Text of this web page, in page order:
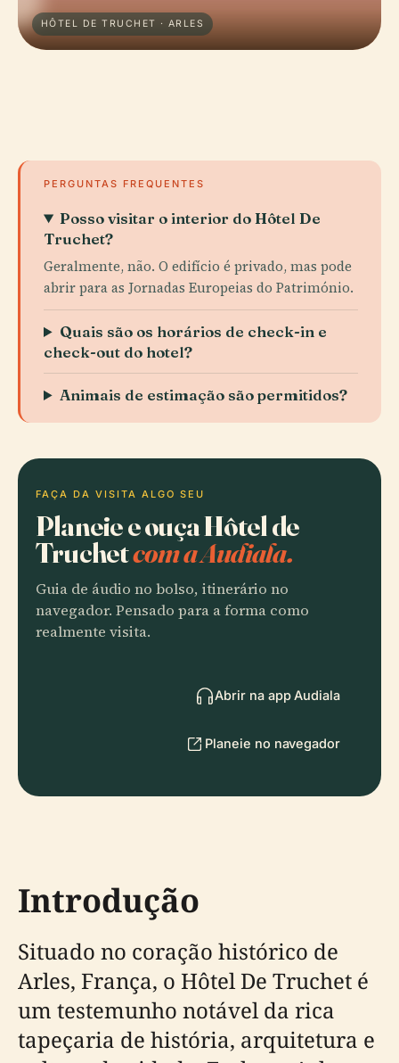
HÔTEL DE TRUCHET · ARLES
PERGUNTAS FREQUENTES
Posso visitar o interior do Hôtel De
Truchet?
Geralmente, não. O edifício é privado, mas pode
abrir para as Jornadas Europeias do Património.
Quais são os horários de check-in e
check-out do hotel?
Animais de estimação são permitidos?
FAÇA DA VISITA ALGO SEU
Planeie e ouça Hôtel de
Truchetcom a Audiala.
Guia de áudio no bolso, itinerário no
navegador. Pensado para a forma como
realmente visita.
Abrir na app Audiala
Planeie no navegador
Introdução
Situado no coração histórico de
Arles, França, o Hôtel De Truchet é
um testemunho notável da rica
tapeçaria de história, arquitetura e